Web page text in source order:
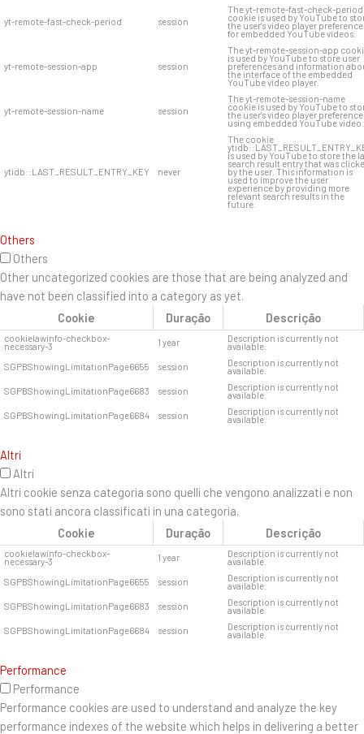
yt-remote-fast-check-period session
The yt-remote-fast-check-period
cookie is used by YouTube to
the user's video player
for embedded YouTube videos.
yt-remote-session-app session
The yt-remote-session-app
is used by YouTube to store user
preferences and information
the interface of the embedded
YouTube video player.
yt-remote-session-name session
The yt-remote-session-name
cookie is used by YouTube to
the user's video player
using embedded YouTube video.
ytidb::LAST_RESULT_ENTRY_KEY never
The cookie
is used by YouTube to store the
search result entry that was
by the user. This information is
used to improve the user
experience by providing more
relevant search results in the
future.
Others
Others
Other uncategorized cookies are those that are being analyzed and
have not been classified into a category as yet.
Cookie
Duração Descrição
cookielawinfo-checkbox-
necessary-3 1 year Description is currently not
available.
SGPBShowingLimitationPage6655
session Description is currently not
available.
SGPBShowingLimitationPage6683
session Description is currently not
available.
SGPBShowingLimitationPage6684
session Description is currently not
available.
Altri
Altri
Altri cookie senza categoria sono quelli che vengono analizzati e non
sono stati ancora classificati in una categoria.
Cookie
Duração Descrição
cookielawinfo-checkbox-
necessary-3 1 year Description is currently not
available.
SGPBShowingLimitationPage6655
session Description is currently not
available.
SGPBShowingLimitationPage6683
session Description is currently not
available.
SGPBShowingLimitationPage6684
session Description is currently not
available.
Performance
Performance
Performance cookies are used to understand and analyze the key
performance indexes of the website which helps in delivering a better